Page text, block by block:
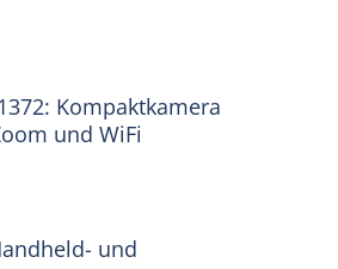
Kompaktkamera
und WiFi
und